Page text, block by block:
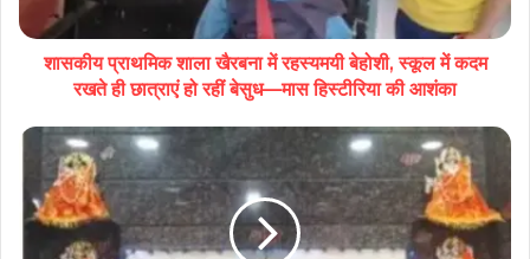
शासकीय प्राथमिक शाला खैरबना में रहस्यमयी बेहोशी, स्कूल में कदम
रखते ही छात्राएं हो रहीं बेसुध—मास हिस्टीरिया की आशंका